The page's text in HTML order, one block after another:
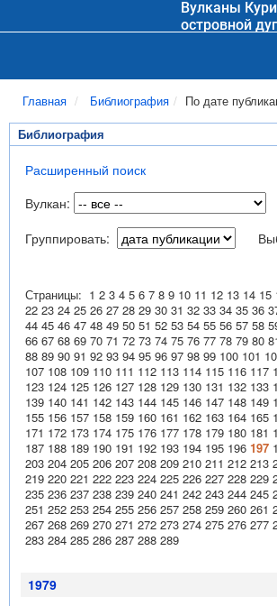
Вулканы
островной
Главная Библиография По дате
Библиография
Расширенный поиск
Вулкан:
Группировать:
Страницы: 1 2 3 4 5 6 7 8 9 10 11 12 13 14 15
22 23 24 25 26 27 28 29 30 31 32 33 34 35 36
44 45 46 47 48 49 50 51 52 53 54 55 56 57 58
66 67 68 69 70 71 72 73 74 75 76 77 78 79 80
88 89 90 91 92 93 94 95 96 97 98 99 100 101
107 108 109 110 111 112 113 114 115 116 117
123 124 125 126 127 128 129 130 131 132 133
139 140 141 142 143 144 145 146 147 148 149
155 156 157 158 159 160 161 162 163 164 165
171 172 173 174 175 176 177 178 179 180 181
187 188 189 190 191 192 193 194 195 196 197
203 204 205 206 207 208 209 210 211 212 213
219 220 221 222 223 224 225 226 227 228 229
235 236 237 238 239 240 241 242 243 244 245
251 252 253 254 255 256 257 258 259 260 261
267 268 269 270 271 272 273 274 275 276 277
283 284 285 286 287 288 289
1979